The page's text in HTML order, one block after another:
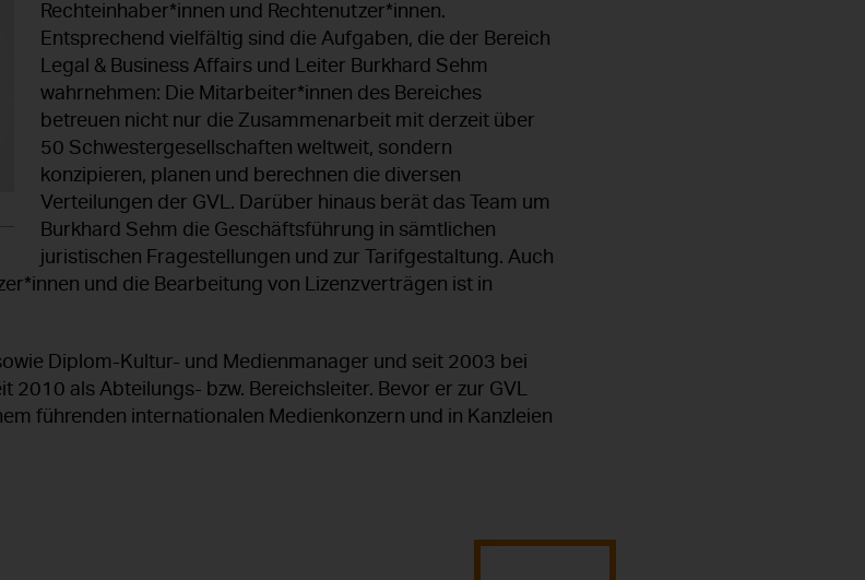
Rechteinhaber*innen und Rechtenutzer*innen.
Entsprechend vielfältig sind die Aufgaben, die der Bereich
Legal & Business Affairs und Leiter Burkhard Sehm
wahrnehmen: Die Mitarbeiter*innen des Bereiches
betreuen nicht nur die Zusammenarbeit mit derzeit über
50 Schwestergesellschaften weltweit, sondern
konzipieren, planen und berechnen die diversen
Verteilungen der GVL. Darüber hinaus berät das Team um
Burkhard Sehm die Geschäftsführung in sämtlichen
juristischen Fragestellungen und zur Tarifgestaltung. Auch
und die Bearbeitung von Lizenzverträgen ist in
Diplom-Kultur- und Medienmanager und seit 2003 bei
2010 als Abteilungs- bzw. Bereichsleiter. Bevor er zur GVL
führenden internationalen Medienkonzern und in Kanzleien